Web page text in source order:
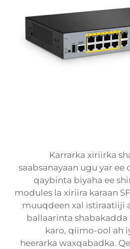
Karrarka xiriirka
saabsanayaan ugu yar ee
qaybinta biyaha ee
modules la xiriira karaan
muuqdeen xal istiraatiiji
ballaarinta shabakadda
karo, qiimo-ool ah
heerarka waxqabadka.